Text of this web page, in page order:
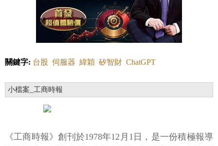
關鍵字: 台股 伺服器 緯穎 矽智財 ChatGPT
小檔案_工商時報
《工商時報》創刊於1978年12月1日，是一份積極報導